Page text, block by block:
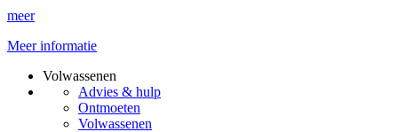
meer
Meer informatie
Volwassenen
Advies & hulp
Ontmoeten
Volwassenen